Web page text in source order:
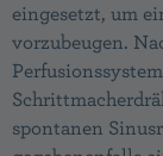
eingesetzt, um
vorzubeugen.
spontanen